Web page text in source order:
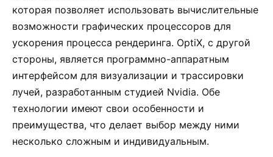
которая позволяет использовать вычислительные
возможности графических процессоров для
ускорения процесса рендеринга. OptiX, с другой
стороны, является программно-аппаратным
интерфейсом для визуализации и трассировки
лучей, разработанным студией Nvidia. Обе
технологии имеют свои особенности и
преимущества, что делает выбор между ними
несколько сложным и индивидуальным.